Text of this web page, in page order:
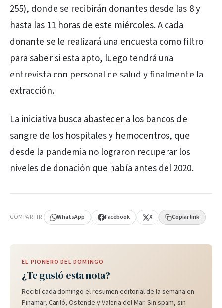
255), donde se recibirán donantes desde las 8 y
hasta las 11 horas de este miércoles. A cada
donante se le realizará una encuesta como filtro
para saber si esta apto, luego tendrá una
entrevista con personal de salud y finalmente la
extracción.
La iniciativa busca abastecer a los bancos de
sangre de los hospitales y hemocentros, que
desde la pandemia no lograron recuperar los
niveles de donación que había antes del 2020.
COMPARTIR WhatsApp Facebook X Copiar link
EL PIONERO DEL DOMINGO
¿Te gustó esta nota?
Recibí cada domingo el resumen editorial de la semana en
Pinamar, Cariló, Ostende y Valeria del Mar. Sin spam, sin